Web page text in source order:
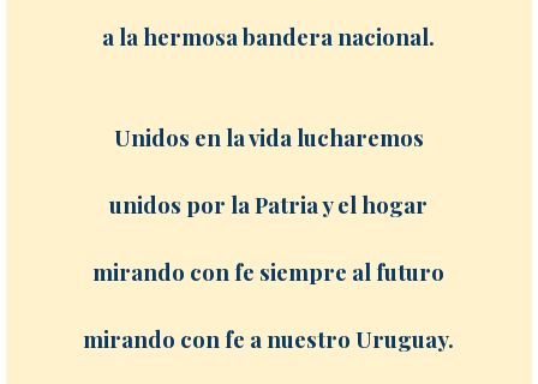
a la hermosa bandera nacional.
Unidos en la vida lucharemos
unidos por la Patria y el hogar
mirando con fe siempre al futuro
mirando con fe a nuestro Uruguay.